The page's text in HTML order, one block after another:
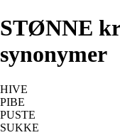
STØNNE
synonymer
HIVE
PIBE
PUSTE
SUKKE